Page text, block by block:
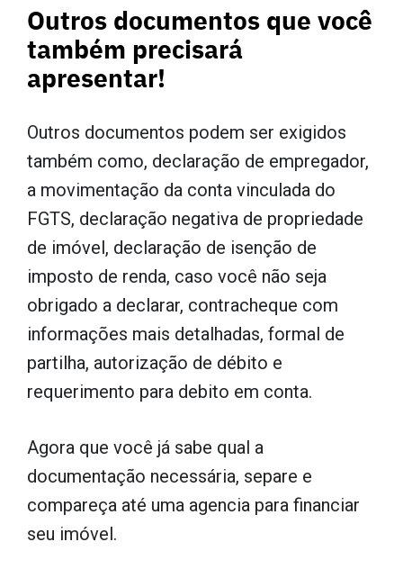
Outros documentos que você
também precisará
apresentar!
Outros documentos podem ser exigidos
também como, declaração de empregador,
a movimentação da conta vinculada do
FGTS, declaração negativa de propriedade
de imóvel, declaração de isenção de
imposto de renda, caso você não seja
obrigado a declarar, contracheque com
informações mais detalhadas, formal de
partilha, autorização de débito e
requerimento para debito em conta.
Agora que você já sabe qual a
documentação necessária, separe e
compareça até uma agencia para financiar
seu imóvel.